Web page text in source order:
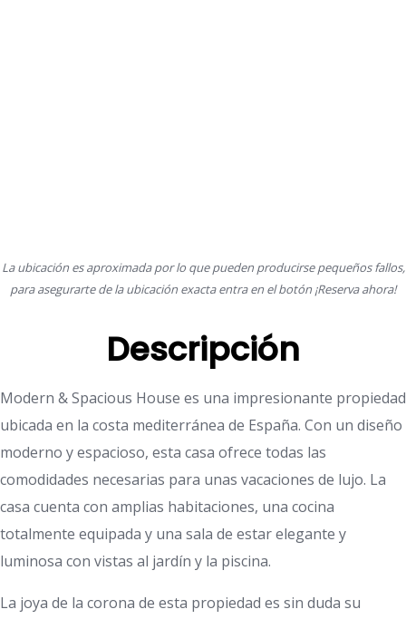
La ubicación es aproximada por lo que pueden producirse pequeños fallos,
para asegurarte de la ubicación exacta entra en el botón ¡Reserva ahora!
Descripción
Modern & Spacious House es una impresionante propiedad
ubicada en la costa mediterránea de España. Con un diseño
moderno y espacioso, esta casa ofrece todas las
comodidades necesarias para unas vacaciones de lujo. La
casa cuenta con amplias habitaciones, una cocina
totalmente equipada y una sala de estar elegante y
luminosa con vistas al jardín y la piscina.
La joya de la corona de esta propiedad es sin duda su